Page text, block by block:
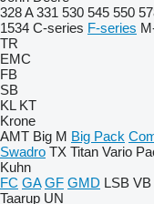
328 A 331 530 545 550
1534 C-series F-series
TR
EMC
FB
SB
KL KT
Krone
AMT Big M Big Pack
Swadro TX Titan Vario
Kuhn
FC GA GF GMD LSB VB
Taarup UN